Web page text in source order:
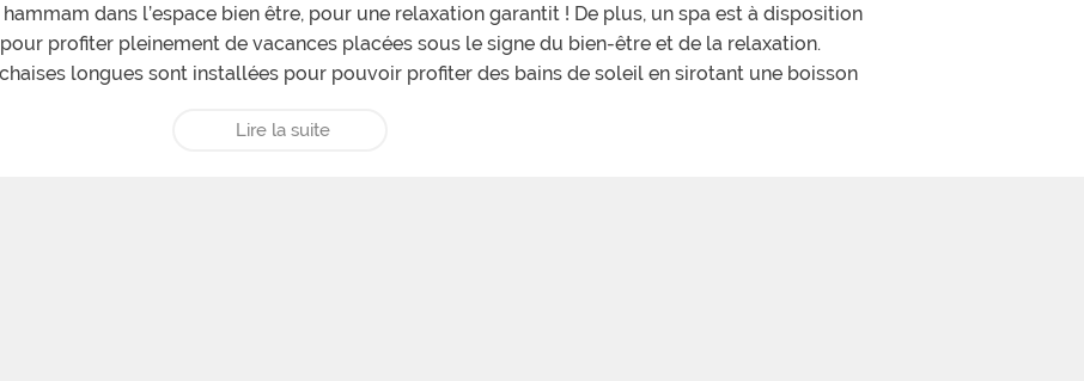
dans l’espace bien être, pour une relaxation garantit ! De plus, un spa est à disposition
profiter pleinement de vacances placées sous le signe du bien-être et de la relaxation.
longues sont installées pour pouvoir profiter des bains de soleil en sirotant une boisson
en bois de 1 à 4 personnes ou de 1 à 6 personnes, des chalets en bois jusqu’à 6 personnes,
sont organisés en juillet et en août. Au départ du camping, de nombreux itinéraires de
Lire la suite